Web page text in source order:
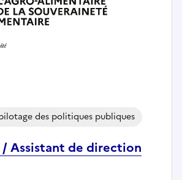
Assistant de direction
des politiques publiques